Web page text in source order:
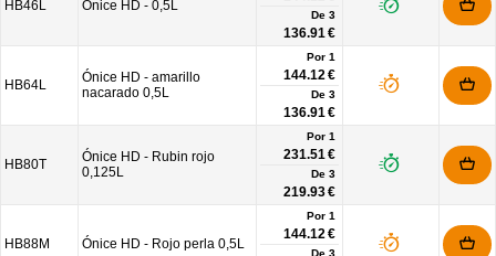
HB46L Ónice HD - 0,5L
De 3
136.91 €
HB64L
Ónice HD - amarillo
nacarado 0,5L
Por 1
144.12 €
De 3
136.91 €
HB80T
Ónice HD - Rubin rojo
0,125L
Por 1
231.51 €
De 3
219.93 €
HB88M Ónice HD - Rojo perla 0,5L
Por 1
144.12 €
De 3